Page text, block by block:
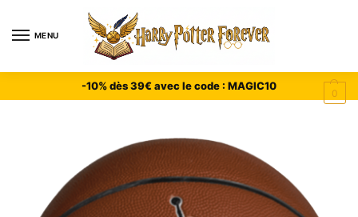
MENU
0
-10% dès 39€ avec le code : MAGIC10